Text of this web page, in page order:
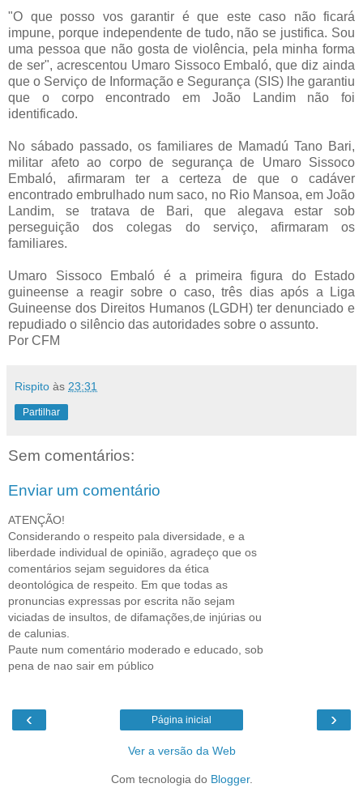
"O que posso vos garantir é que este caso não ficará
impune, porque independente de tudo, não se justifica. Sou
uma pessoa que não gosta de violência, pela minha forma
de ser", acrescentou Umaro Sissoco Embaló, que diz ainda
que o Serviço de Informação e Segurança (SIS) lhe garantiu
que o corpo encontrado em João Landim não foi
identificado.
No sábado passado, os familiares de Mamadú Tano Bari,
militar afeto ao corpo de segurança de Umaro Sissoco
Embaló, afirmaram ter a certeza de que o cadáver
encontrado embrulhado num saco, no Rio Mansoa, em João
Landim, se tratava de Bari, que alegava estar sob
perseguição dos colegas do serviço, afirmaram os
familiares.
Umaro Sissoco Embaló é a primeira figura do Estado
guineense a reagir sobre o caso, três dias após a Liga
Guineense dos Direitos Humanos (LGDH) ter denunciado e
repudiado o silêncio das autoridades sobre o assunto.
Por CFM
Rispito às 23:31
Partilhar
Sem comentários:
Enviar um comentário
ATENÇÃO!
Considerando o respeito pala diversidade, e a
liberdade individual de opinião, agradeço que os
comentários sejam seguidores da ética
deontológica de respeito. Em que todas as
pronuncias expressas por escrita não sejam
viciadas de insultos, de difamações,de injúrias ou
de calunias.
Paute num comentário moderado e educado, sob
pena de nao sair em público
‹ ›
Página inicial
Ver a versão da Web
Com tecnologia do Blogger.